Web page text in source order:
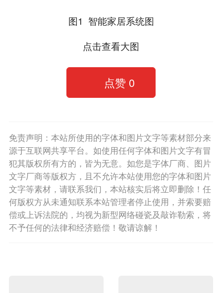
图1 智能家居系统图
点击查看大图
点赞 0
免责声明：本站所使用的字体和图片文字等素材部分来
源于互联网共享平台。如使用任何字体和图片文字有冒
犯其版权所有方的，皆为无意。如您是字体厂商、图片
文字厂商等版权方，且不允许本站使用您的字体和图片
文字等素材，请联系我们，本站核实后将立即删除！任
何版权方从未通知联系本站管理者停止使用，并索要赔
偿或上诉法院的，均视为新型网络碰瓷及敲诈勒索，将
不予任何的法律和经济赔偿！敬请谅解！